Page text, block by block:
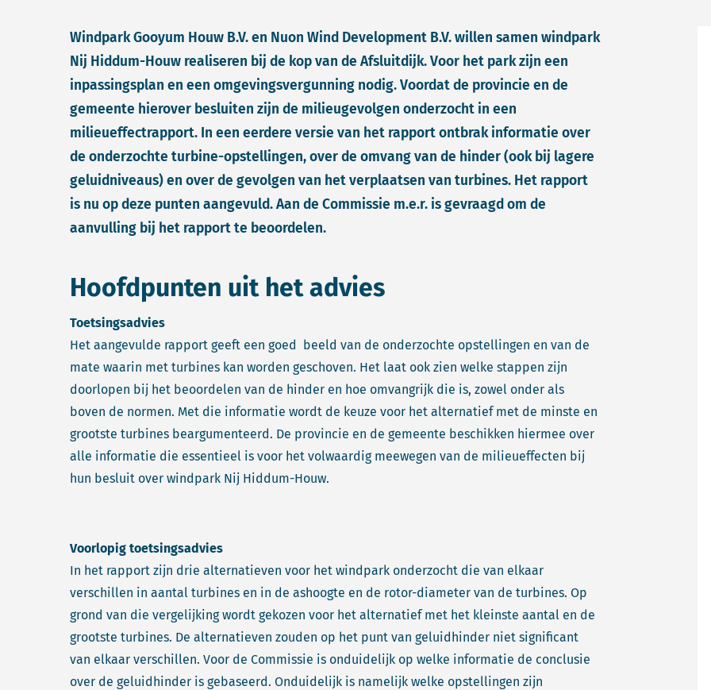
Windpark Gooyum Houw B.V. en Nuon Wind Development B.V. willen samen windpark
Nij Hiddum-Houw realiseren bij de kop van de Afsluitdijk. Voor het park zijn een
inpassingsplan en een omgevingsvergunning nodig. Voordat de provincie en de
gemeente hierover besluiten zijn de milieugevolgen onderzocht in een
milieueffectrapport. In een eerdere versie van het rapport ontbrak informatie over
de onderzochte turbine-opstellingen, over de omvang van de hinder (ook bij lagere
geluidniveaus) en over de gevolgen van het verplaatsen van turbines. Het rapport
is nu op deze punten aangevuld. Aan de Commissie m.e.r. is gevraagd om de
aanvulling bij het rapport te beoordelen.
Hoofdpunten uit het advies
Toetsingsadvies
Het aangevulde rapport geeft een goed beeld van de onderzochte opstellingen en van de
mate waarin met turbines kan worden geschoven. Het laat ook zien welke stappen zijn
doorlopen bij het beoordelen van de hinder en hoe omvangrijk die is, zowel onder als
boven de normen. Met die informatie wordt de keuze voor het alternatief met de minste en
grootste turbines beargumenteerd. De provincie en de gemeente beschikken hiermee over
alle informatie die essentieel is voor het volwaardig meewegen van de milieueffecten bij
hun besluit over windpark Nij Hiddum-Houw.
Voorlopig toetsingsadvies
In het rapport zijn drie alternatieven voor het windpark onderzocht die van elkaar
verschillen in aantal turbines en in de ashoogte en de rotor-diameter van de turbines. Op
grond van die vergelijking wordt gekozen voor het alternatief met het kleinste aantal en de
grootste turbines. De alternatieven zouden op het punt van geluidhinder niet significant
van elkaar verschillen. Voor de Commissie is onduidelijk op welke informatie de conclusie
over de geluidhinder is gebaseerd. Onduidelijk is namelijk welke opstellingen zijn